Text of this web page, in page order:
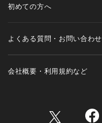
初めての方へ
よくある質問・お問い合わせ
会社概要・利用規約など